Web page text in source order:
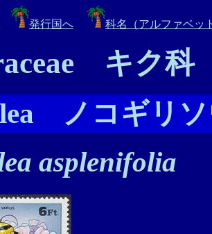
発行国へ 科名（アルファベッ
キク科
ノコギリソ
asplenifolia